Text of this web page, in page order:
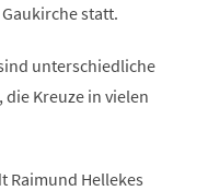
statt.
unterschiedliche
Kreuze in vielen
Raimund Hellekes